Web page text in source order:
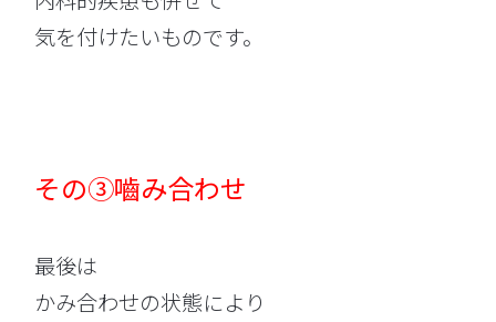
気を付けたいものです。
その③嚙み合わせ
最後は
かみ合わせの状態により